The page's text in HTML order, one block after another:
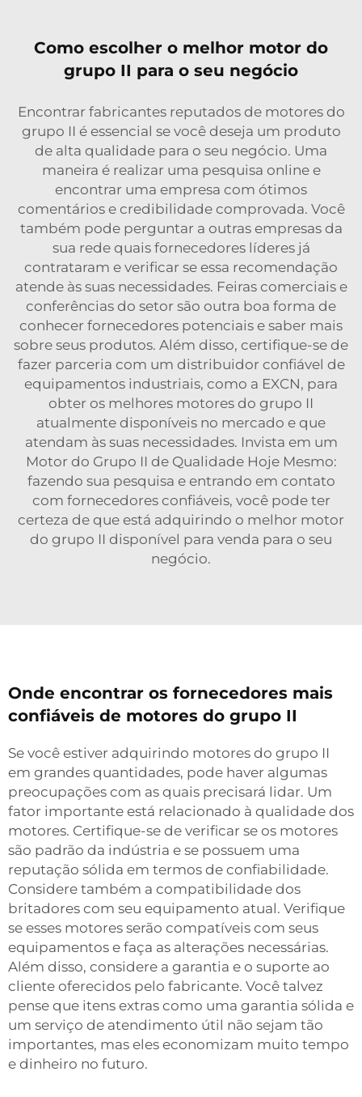
Como escolher o melhor motor do
grupo II para o seu negócio
Encontrar fabricantes reputados de motores do
grupo II é essencial se você deseja um produto
de alta qualidade para o seu negócio. Uma
maneira é realizar uma pesquisa online e
encontrar uma empresa com ótimos
comentários e credibilidade comprovada. Você
também pode perguntar a outras empresas da
sua rede quais fornecedores líderes já
contrataram e verificar se essa recomendação
atende às suas necessidades. Feiras comerciais e
conferências do setor são outra boa forma de
conhecer fornecedores potenciais e saber mais
sobre seus produtos. Além disso, certifique-se de
fazer parceria com um distribuidor confiável de
equipamentos industriais, como a EXCN, para
obter os melhores motores do grupo II
atualmente disponíveis no mercado e que
atendam às suas necessidades. Invista em um
Motor do Grupo II de Qualidade Hoje Mesmo:
fazendo sua pesquisa e entrando em contato
com fornecedores confiáveis, você pode ter
certeza de que está adquirindo o melhor motor
do grupo II disponível para venda para o seu
negócio.
Onde encontrar os fornecedores mais
confiáveis de motores do grupo II
Se você estiver adquirindo motores do grupo II
em grandes quantidades, pode haver algumas
preocupações com as quais precisará lidar. Um
fator importante está relacionado à qualidade dos
motores. Certifique-se de verificar se os motores
são padrão da indústria e se possuem uma
reputação sólida em termos de confiabilidade.
Considere também a compatibilidade dos
britadores com seu equipamento atual. Verifique
se esses motores serão compatíveis com seus
equipamentos e faça as alterações necessárias.
Além disso, considere a garantia e o suporte ao
cliente oferecidos pelo fabricante. Você talvez
pense que itens extras como uma garantia sólida e
um serviço de atendimento útil não sejam tão
importantes, mas eles economizam muito tempo
e dinheiro no futuro.